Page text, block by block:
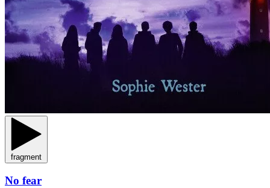
fragment
No fear